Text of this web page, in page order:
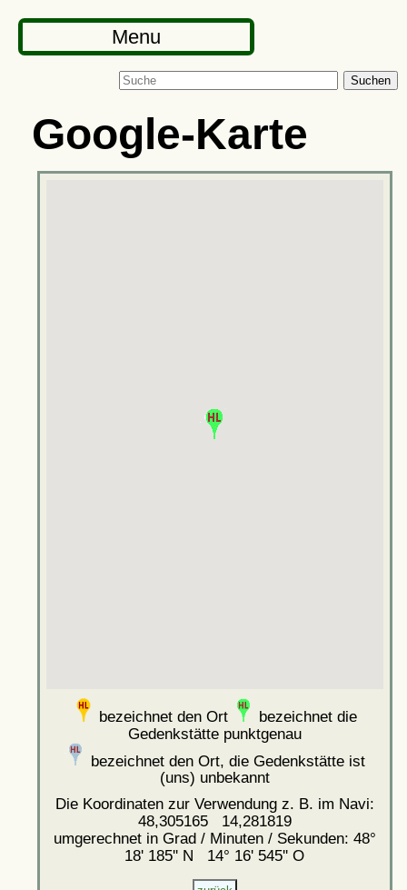
Menu
Suchen
Google-Karte
bezeichnet den Ort
bezeichnet die
Gedenkstätte punktgenau
bezeichnet den Ort, die Gedenkstätte ist
(uns) unbekannt
Die Koordinaten zur Verwendung z. B. im Navi:
48,305165 14,281819
umgerechnet in Grad / Minuten / Sekunden: 48°
18' 185'' N 14° 16' 545'' O